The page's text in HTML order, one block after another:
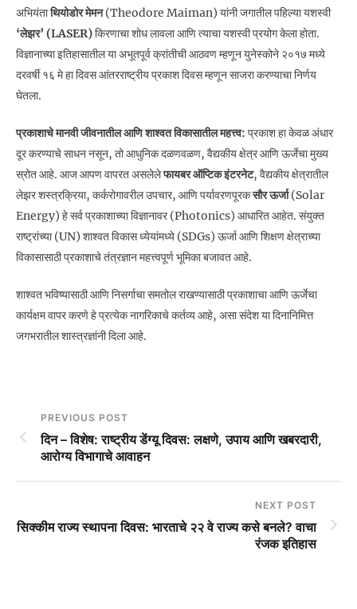
अभियंताथियोडोर मेमन(Theodore Maiman) यांनी जगातील पहिल्या यशस्वी
‘लेझर’ (LASER)किरणाचा शोध लावला आणि त्याचा यशस्वी प्रयोग केला होता.
विज्ञानाच्या इतिहासातील या अभूतपूर्व क्रांतीची आठवण म्हणून युनेस्कोने २०१७ मध्ये
दरवर्षी १६ मे हा दिवस आंतरराष्ट्रीय प्रकाश दिवस म्हणून साजरा करण्याचा निर्णय
घेतला.
प्रकाशाचे मानवी जीवनातील आणि शाश्वत विकासातील महत्त्व: प्रकाश हा केवळ अंधार
दूर करण्याचे साधन नसून, तो आधुनिक दळणवळण, वैद्यकीय क्षेत्र आणि ऊर्जेचा मुख्य
स्रोत आहे. आज आपण वापरत असलेलेफायबर ऑप्टिक इंटरनेट, वैद्यकीय क्षेत्रातील
लेझर शस्त्रक्रिया, कर्करोगावरील उपचार, आणि पर्यावरणपूरकसौर ऊर्जा(Solar
Energy) हे सर्व प्रकाशाच्या विज्ञानावर (Photonics) आधारित आहेत. संयुक्त
राष्ट्रांच्या (UN) शाश्वत विकास ध्येयांमध्ये (SDGs) ऊर्जा आणि शिक्षण क्षेत्राच्या
विकासासाठी प्रकाशाचे तंत्रज्ञान महत्त्वपूर्ण भूमिका बजावत आहे.
शाश्वत भविष्यासाठी आणि निसर्गाचा समतोल राखण्यासाठी प्रकाशाचा आणि ऊर्जेचा
कार्यक्षम वापर करणे हे प्रत्येक नागरिकाचे कर्तव्य आहे, असा संदेश या दिनानिमित्त
जगभरातील शास्त्रज्ञांनी दिला आहे.
PREVIOUS POST
दिन – विशेष: राष्ट्रीय डेंग्यू दिवस: लक्षणे, उपाय आणि खबरदारी,
आरोग्य विभागाचे आवाहन
NEXT POST
सिक्कीम राज्य स्थापना दिवस: भारताचे २२ वे राज्य कसे बनले? वाचा
रंजक इतिहास